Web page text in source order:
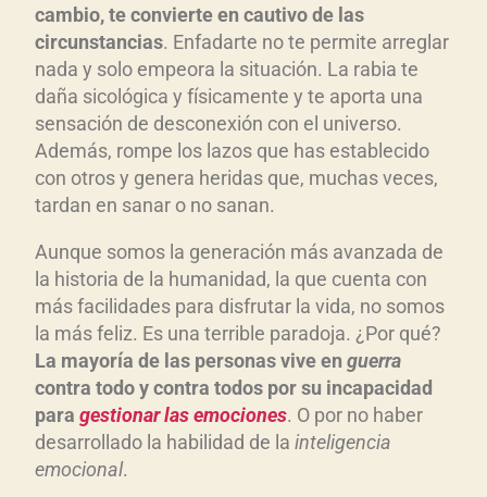
cambio, te convierteen cautivo de las
circunstancias. Enfadarte no te permite arreglar
nada y solo empeora la situación. La rabia te
daña sicológica y físicamente y te aporta una
sensación de desconexión con el universo.
Además, rompe los lazos que has establecido
con otros y genera heridas que, muchas veces,
tardan en sanar o no sanan.
Aunque somos la generación más avanzada de
la historia de la humanidad, la que cuenta con
más facilidades para disfrutar la vida, no somos
la más feliz. Es una terrible paradoja. ¿Por qué?
La mayoría de las personas vive en guerra
contra todo y contra todos por su incapacidad
para gestionar lasemociones. O por no haber
desarrollado la habilidad de la inteligencia
emocional.